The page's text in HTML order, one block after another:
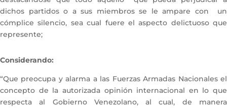
dichos partidos o a sus miembros se le ampare con un
cómplice silencio, sea cual fuere el aspecto delictuoso que
represente;
Considerando:
“Que preocupa y alarma a las Fuerzas Armadas Nacionales el
concepto de la autorizada opinión internacional en lo que
respecta al Gobierno Venezolano, al cual, de manera